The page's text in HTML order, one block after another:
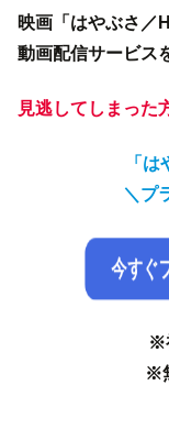
映画「はやぶさ／
動画配信サービス
見逃してしまった
「
＼ プ
今すぐ
※
※